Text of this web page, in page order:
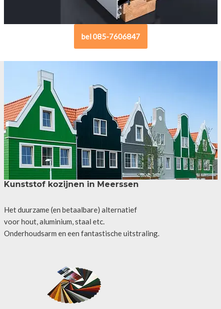
bel 085-7606847
Kunststof kozijnen in Meerssen
Het duurzame (en betaalbare) alternatief
voor hout, aluminium, staal etc.
Onderhoudsarm en een fantastische uitstraling.